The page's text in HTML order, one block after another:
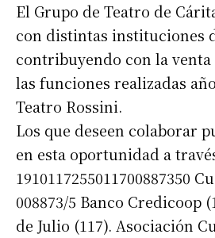
El Grupo de Teatro de
con distintas instituciones
contribuyendo con la venta
las funciones realizadas
Teatro Rossini.
Los que deseen colaborar
en esta oportunidad a
1910117255011700887350
008873/5 Banco Credicoop
de Julio (117). Asociación